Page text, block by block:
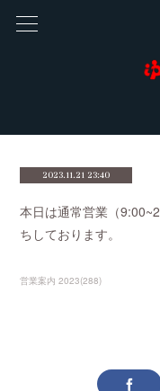
2023.11.21 23:40
本日は通常営業（
ちしております。
営業案内 2023(288)